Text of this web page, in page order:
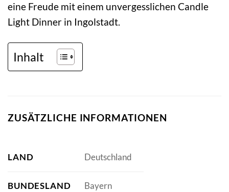
eine Freude mit einem unvergesslichen Candle
Light Dinner in Ingolstadt.
Inhalt
ZUSÄTZLICHE INFORMATIONEN
LAND Deutschland
BUNDESLAND Bayern